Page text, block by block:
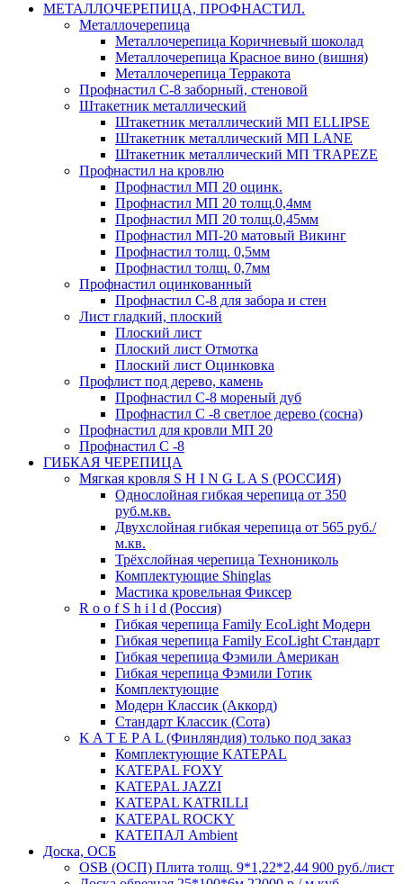
МЕТАЛЛОЧЕРЕПИЦА, ПРОФНАСТИЛ.
Металлочерепица
Металлочерепица Коричневый шоколад
Металлочерепица Красное вино (вишня)
Металлочерепица Терракота
Профнастил С-8 заборный, стеновой
Штакетник металлический
Штакетник металлический МП ELLIPSE
Штакетник металлический МП LАNE
Штакетник металлический МП TRAPEZE
Профнастил на кровлю
Профнастил МП 20 оцинк.
Профнастил МП 20 толщ.0,4мм
Профнастил МП 20 толщ.0,45мм
Профнастил МП-20 матовый Викинг
Профнастил толщ. 0,5мм
Профнастил толщ. 0,7мм
Профнастил оцинкованный
Профнастил С-8 для забора и стен
Лист гладкий, плоский
Плоский лист
Плоский лист Отмотка
Плоский лист Оцинковка
Профлист под дерево, камень
Профнастил С-8 мореный дуб
Профнастил С -8 светлое дерево (сосна)
Профнастил для кровли МП 20
Профнастил С -8
ГИБКАЯ ЧЕРЕПИЦА
Мягкая кровля S H I N G L A S (РОССИЯ)
Однослойная гибкая черепица от 350
руб.м.кв.
Двухслойная гибкая черепица от 565 руб./
м.кв.
Трёхслойная черепица Технониколь
Комплектующие Shinglas
Мастика кровельная Фиксер
R o o f S h i l d (Россия)
Гибкая черепица Family ЕсоLight Модерн
Гибкая черепица Family ЕсоLight Стандарт
Гибкая черепица Фэмили Американ
Гибкая черепица Фэмили Готик
Комплектующие
Модерн Классик (Аккорд)
Стандарт Классик (Сота)
K A T E P A L (Финляндия) только под заказ
Комплектующие KATEPAL
KATEPAL FOXY
KATEPAL JAZZI
KATEPAL KATRILLI
KATEPAL ROCKY
КАТЕПАЛ Ambient
Доска, ОСБ
OSB (ОСП) Плита толщ. 9*1,22*2,44 900 руб./лист